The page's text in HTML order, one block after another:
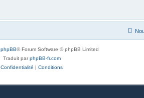
phpBB® Forum Software © phpBB Limited
Traduit parphpBB-fr.com
Confidentialité | Conditions